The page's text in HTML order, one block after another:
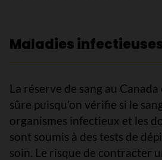
Maladies
La réserve de sang au
sûre puisqu’on vérifie si le
organismes infectieux et les
sont soumis à des tests de
soin. Le risque de contracter